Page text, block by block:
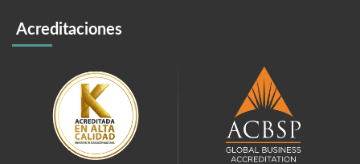
Acreditaciones